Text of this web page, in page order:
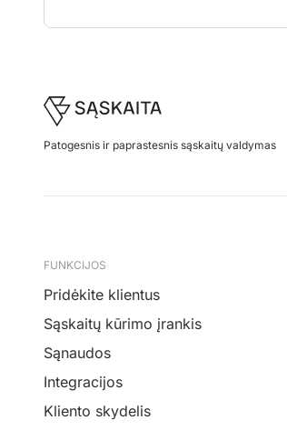
Footer
Patogesnis ir paprastesnis sąskaitų valdymas
FUNKCIJOS
Pridėkite klientus
Sąskaitų kūrimo įrankis
Sąnaudos
Integracijos
Kliento skydelis